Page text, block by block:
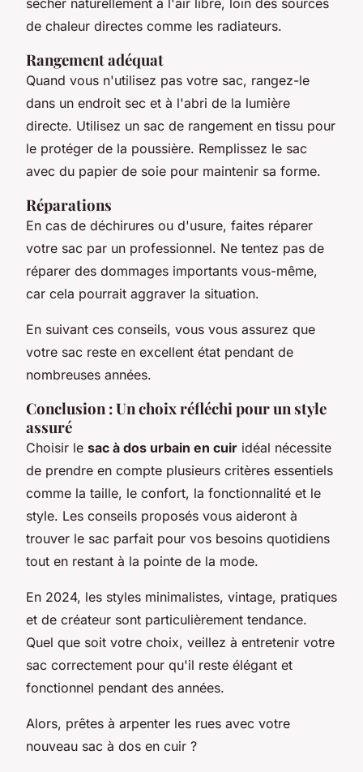
de chaleur directes comme les radiateurs.
Rangement adéquat
Quand vous n'utilisez pas votre sac, rangez-le
dans un endroit sec et à l'abri de la lumière
directe. Utilisez un sac de rangement en tissu pour
le protéger de la poussière. Remplissez le sac
avec du papier de soie pour maintenir sa forme.
Réparations
En cas de déchirures ou d'usure, faites réparer
votre sac par un professionnel. Ne tentez pas de
réparer des dommages importants vous-même,
car cela pourrait aggraver la situation.
En suivant ces conseils, vous vous assurez que
votre sac reste en excellent état pendant de
nombreuses années.
Conclusion : Un choix réfléchi pour un style
assuré
Choisir le sac à dos urbain en cuir idéal nécessite
de prendre en compte plusieurs critères essentiels
comme la taille, le confort, la fonctionnalité et le
style. Les conseils proposés vous aideront à
trouver le sac parfait pour vos besoins quotidiens
tout en restant à la pointe de la mode.
En 2024, les styles minimalistes, vintage, pratiques
et de créateur sont particulièrement tendance.
Quel que soit votre choix, veillez à entretenir votre
sac correctement pour qu'il reste élégant et
fonctionnel pendant des années.
Alors, prêtes à arpenter les rues avec votre
nouveau sac à dos en cuir ?